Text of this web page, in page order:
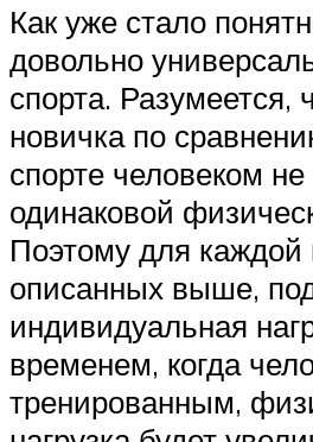
Как уже стало
довольно
спорта. Разумеется,
новичка по
спорте человеком не
одинаковой
Поэтому для
описанных выше,
индивидуальная
временем, когда
тренированным,